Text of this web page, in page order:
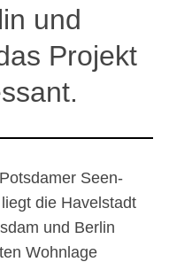
und
Projekt
Seen-
die Havelstadt
und Berlin
Wohnlage